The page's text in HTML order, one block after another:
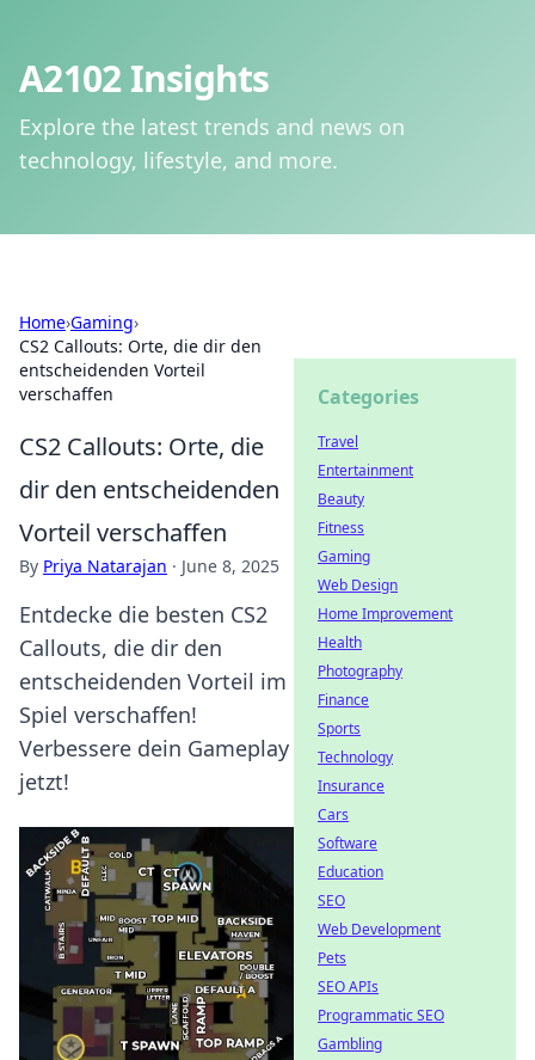
A2102 Insights
Explore the latest trends and news on
technology, lifestyle, and more.
Home›Gaming›
CS2 Callouts: Orte, die dir den
entscheidenden Vorteil
verschaffen
CS2 Callouts: Orte, die
dir den entscheidenden
Vorteil verschaffen
By Priya Natarajan · June 8, 2025
Entdecke die besten CS2
Callouts, die dir den
entscheidenden Vorteil im
Spiel verschaffen!
Verbessere dein Gameplay
jetzt!
Categories
Travel
Entertainment
Beauty
Fitness
Gaming
Web Design
Home Improvement
Health
Photography
Finance
Sports
Technology
Insurance
Cars
Software
Education
SEO
Web Development
Pets
SEO APIs
Programmatic SEO
Gambling